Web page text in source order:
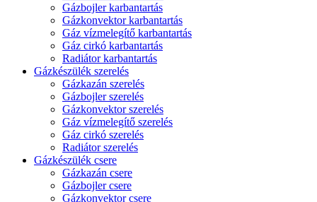
Gázbojler karbantartás
Gázkonvektor karbantartás
Gáz vízmelegítő karbantartás
Gáz cirkó karbantartás
Radiátor karbantartás
Gázkészülék szerelés
Gázkazán szerelés
Gázbojler szerelés
Gázkonvektor szerelés
Gáz vízmelegítő szerelés
Gáz cirkó szerelés
Radiátor szerelés
Gázkészülék csere
Gázkazán csere
Gázbojler csere
Gázkonvektor csere